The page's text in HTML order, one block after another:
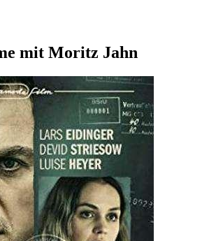
mit Moritz Jahn